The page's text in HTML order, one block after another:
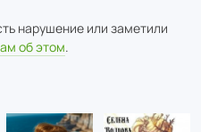
нарушение или заметили
об этом.